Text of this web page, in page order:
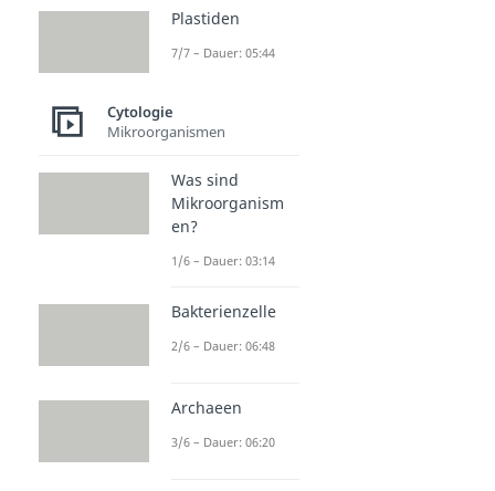
Plastiden
7/7 – Dauer: 05:44
Cytologie
Mikroorganismen
Was sind
Mikroorganism
en?
1/6 – Dauer: 03:14
Bakterienzelle
2/6 – Dauer: 06:48
Archaeen
3/6 – Dauer: 06:20